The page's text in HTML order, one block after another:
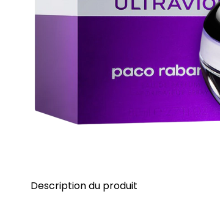
Description du produit